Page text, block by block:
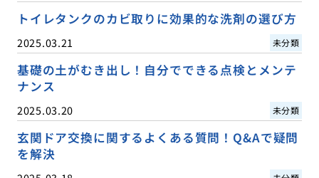
トイレタンクのカビ取りに効果的な洗剤の選び方
2025.03.21 未分類
基礎の土がむき出し！自分でできる点検とメンテ
ナンス
2025.03.20 未分類
玄関ドア交換に関するよくある質問！Q&Aで疑問
を解決